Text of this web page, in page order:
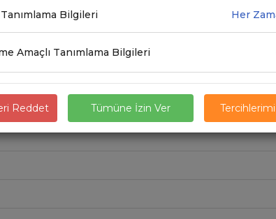
Bilgileri Her
Amaçlı Tanımlama Bilgileri
Reddet Tümüne İzin Ver